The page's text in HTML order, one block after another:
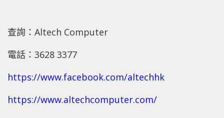
查詢：Altech Computer
電話：3628 3377
https://www.facebook.com/altechhk
https://www.altechcomputer.com/